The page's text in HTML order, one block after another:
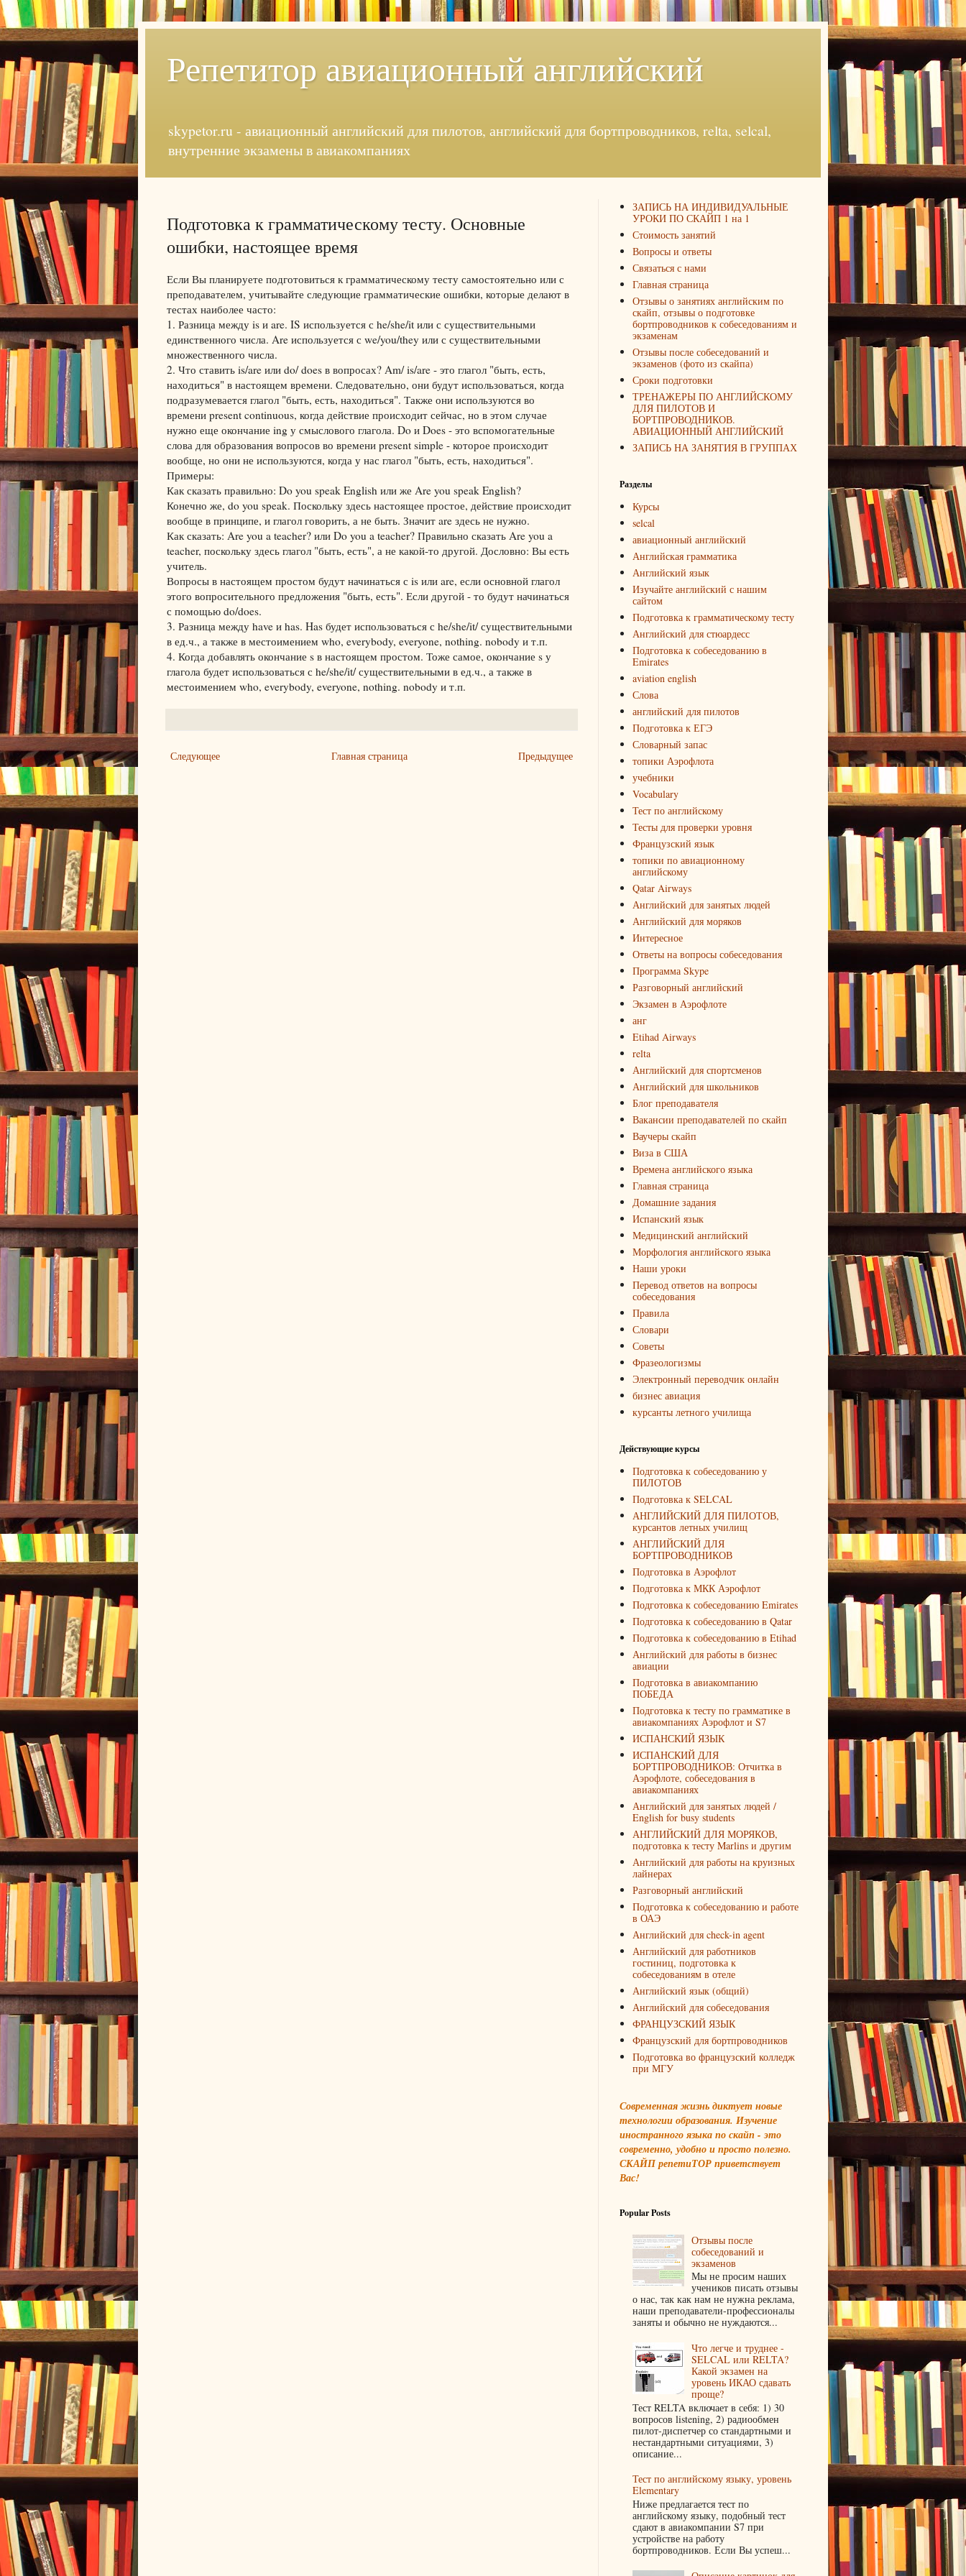
Репетитор авиационный английский
skypetor.ru - авиационный английский для пилотов, английский для бортпроводников, relta, selcal,
внутренние экзамены в авиакомпаниях
Подготовка к грамматическому тесту. Основные
ошибки, настоящее время
Если Вы планируете подготовиться к грамматическому тесту самостоятельно или с
преподавателем, учитывайте следующие грамматические ошибки, которые делают в
тестах наиболее часто:
1. Разница между is и are. IS используется с he/she/it или с существительными
единственного числа. Are используется с we/you/they или с существительными
множественного числа.
2. Что ставить is/are или do/ does в вопросах? Am/ is/are - это глагол "быть, есть,
находиться" в настоящем времени. Следовательно, они будут использоваться, когда
подразумевается глагол "быть, есть, находиться". Также они используются во
времени present continuous, когда действие происходит сейчас, но в этом случае
нужно еще окончание ing у смыслового глагола. Do и Does - это вспомогательные
слова для образования вопросов во времени present simple - которое происходит
вообще, но они не используются, когда у нас глагол "быть, есть, находиться".
Примеры:
Как сказать правильно: Do you speak English или же Are you speak English?
Конечно же, do you speak. Поскольку здесь настоящее простое, действие происходит
вообще в принципе, и глагол говорить, а не быть. Значит are здесь не нужно.
Как сказать: Are you a teacher? или Do you a teacher? Правильно сказать Are you a
teacher, поскольку здесь глагол "быть, есть", а не какой-то другой. Дословно: Вы есть
учитель.
Вопросы в настоящем простом будут начинаться с is или are, если основной глагол
этого вопросительного предложения "быть, есть". Если другой - то будут начинаться
с помощью do/does.
3. Разница между have и has. Has будет использоваться с he/she/it/ существительными
в ед.ч., а также в местоимением who, everybody, everyone, nothing. nobody и т.п.
4. Когда добавлять окончание s в настоящем простом. Тоже самое, окончание s у
глагола будет использоваться с he/she/it/ существительными в ед.ч., а также в
местоимением who, everybody, everyone, nothing. nobody и т.п.
Следующее Предыдущее
Главная страница
ЗАПИСЬ НА ИНДИВИДУАЛЬНЫЕ
УРОКИ ПО СКАЙП 1 на 1
Стоимость занятий
Вопросы и ответы
Связаться с нами
Главная страница
Отзывы о занятиях английским по
скайп, отзывы о подготовке
бортпроводников к собеседованиям и
экзаменам
Отзывы после собеседований и
экзаменов (фото из скайпа)
Сроки подготовки
ТРЕНАЖЕРЫ ПО АНГЛИЙСКОМУ
ДЛЯ ПИЛОТОВ И
БОРТПРОВОДНИКОВ.
АВИАЦИОННЫЙ АНГЛИЙСКИЙ
ЗАПИСЬ НА ЗАНЯТИЯ В ГРУППАХ
Разделы
Курсы
selcal
авиационный английский
Английская грамматика
Английский язык
Изучайте английский с нашим
сайтом
Подготовка к грамматическому тесту
Английский для стюардесс
Подготовка к собеседованию в
Emirates
aviation english
Слова
английский для пилотов
Подготовка к ЕГЭ
Словарный запас
топики Аэрофлота
учебники
Vocabulary
Тест по английскому
Тесты для проверки уровня
Французский язык
топики по авиационному
английскому
Qatar Airways
Английский для занятых людей
Английский для моряков
Интересное
Ответы на вопросы собеседования
Программа Skype
Разговорный английский
Экзамен в Аэрофлоте
анг
Etihad Airways
relta
Английский для спортсменов
Английский для школьников
Блог преподавателя
Вакансии преподавателей по скайп
Ваучеры скайп
Виза в США
Времена английского языка
Главная страница
Домашние задания
Испанский язык
Медицинский английский
Морфология английского языка
Наши уроки
Перевод ответов на вопросы
собеседования
Правила
Словари
Советы
Фразеологизмы
Электронный переводчик онлайн
бизнес авиация
курсанты летного училища
Действующие курсы
Подготовка к собеседованию у
ПИЛОТОВ
Подготовка к SELCAL
АНГЛИЙСКИЙ ДЛЯ ПИЛОТОВ,
курсантов летных училищ
АНГЛИЙСКИЙ ДЛЯ
БОРТПРОВОДНИКОВ
Подготовка в Аэрофлот
Подготовка к МКК Аэрофлот
Подготовка к собеседованию Emirates
Подготовка к собеседованию в Qatar
Подготовка к собеседованию в Etihad
Английский для работы в бизнес
авиации
Подготовка в авиакомпанию
ПОБЕДА
Подготовка к тесту по грамматике в
авиакомпаниях Аэрофлот и S7
ИСПАНСКИЙ ЯЗЫК
ИСПАНСКИЙ ДЛЯ
БОРТПРОВОДНИКОВ: Отчитка в
Аэрофлоте, собеседования в
авиакомпаниях
Английский для занятых людей /
English for busy students
АНГЛИЙСКИЙ ДЛЯ МОРЯКОВ,
подготовка к тесту Marlins и другим
Английский для работы на круизных
лайнерах
Разговорный английский
Подготовка к собеседованию и работе
в ОАЭ
Английский для check-in agent
Английский для работников
гостиниц, подготовка к
собеседованиям в отеле
Английский язык (общий)
Английский для собеседования
ФРАНЦУЗСКИЙ ЯЗЫК
Французский для бортпроводников
Подготовка во французский колледж
при МГУ
Современная жизнь диктует новые
технологии образования. Изучение
иностранного языка по скайп - это
современно, удобно и просто полезно.
СКАЙП репетиТОР приветствует
Вас!
Popular Posts
Отзывы после
собеседований и
экзаменов
Мы не просим наших
учеников писать отзывы
о нас, так как нам не нужна реклама,
наши преподаватели-профессионалы
заняты и обычно не нуждаются...
Что легче и труднее -
SELCAL или RELTA?
Какой экзамен на
уровень ИКАО сдавать
проще?
Тест RELTA включает в себя: 1) 30
вопросов listening, 2) радиообмен
пилот-диспетчер со стандартными и
нестандартными ситуациями, 3)
описание...
Тест по английскому языку, уровень
Elementary
Ниже предлагается тест по
английскому языку, подобный тест
сдают в авиакомпании S7 при
устройстве на работу
бортпроводников. Если Вы успеш...